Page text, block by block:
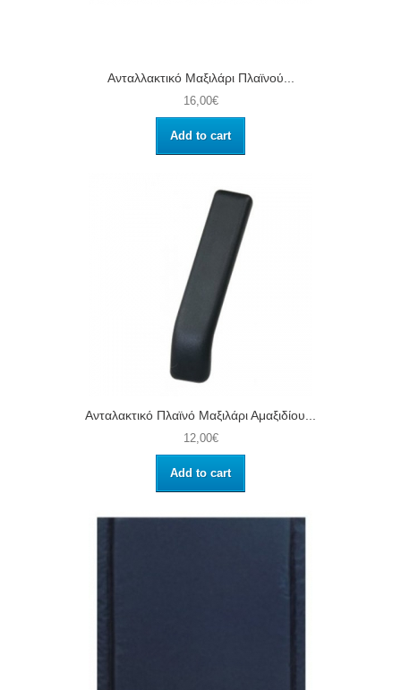
Ανταλλακτικό Μαξιλάρι Πλαϊνού...
16,00€
Add to cart
Ανταλακτικό Πλαϊνό Μαξιλάρι Αμαξιδίου...
12,00€
Add to cart